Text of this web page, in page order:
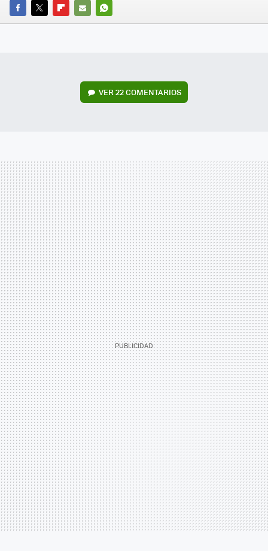
FACEBOOK
TWITTERFLIPBOARD
E-
WHATSAPP
VER22 COMENTARIOS